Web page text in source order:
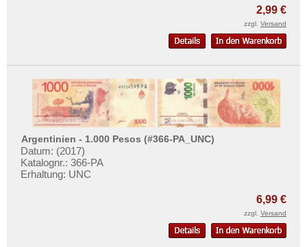
Saudi Arabien
Singapur
Sri Lanka
Straits Settlements
Süd-Ossetien
2,99 €
zzgl. Versand
Argentinien - 1.000 Pesos (#366-PA_UNC)
Datum: (2017)
Katalognr.: 366-PA
Erhaltung: UNC
6,99 €
zzgl. Versand